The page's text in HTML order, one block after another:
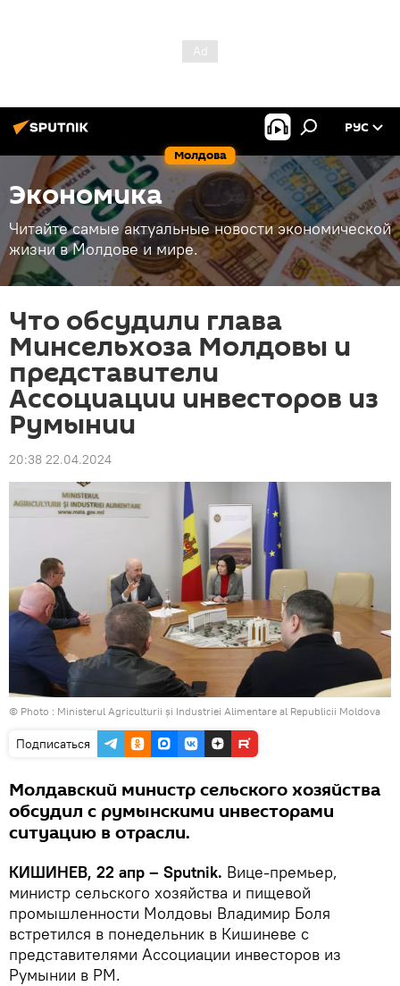
Молдова
РУС
Экономика
Читайте самые актуальные новости экономической
жизни в Молдове и мире.
Что обсудили глава
Минсельхоза Молдовы и
представители
Ассоциации инвесторов из
Румынии
20:38 22.04.2024
© Photo : Ministerul Agriculturii și Industriei Alimentare al Republicii Moldova
Подписаться
Молдавский министр сельского хозяйства
обсудил с румынскими инвесторами
ситуацию в отрасли.
КИШИНЕВ, 22 апр – Sputnik. Вице-премьер,
министр сельского хозяйства и пищевой
промышленности Молдовы Владимир Боля
встретился в понедельник в Кишиневе с
представителями Ассоциации инвесторов из
Румынии в РМ.